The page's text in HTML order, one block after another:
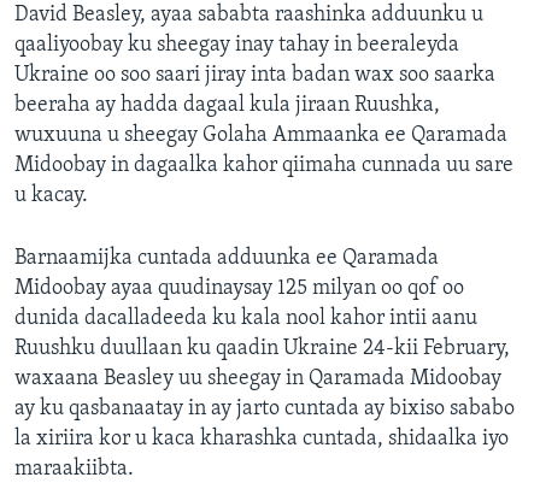
David Beasley, ayaa sababta raashinka adduunku u
qaaliyoobay ku sheegay inay tahay in beeraleyda
Ukraine oo soo saari jiray inta badan wax soo saarka
beeraha ay hadda dagaal kula jiraan Ruushka,
wuxuuna u sheegay Golaha Ammaanka ee Qaramada
Midoobay in dagaalka kahor qiimaha cunnada uu sare
u kacay.
Barnaamijka cuntada adduunka ee Qaramada
Midoobay ayaa quudinaysay 125 milyan oo qof oo
dunida dacalladeeda ku kala nool kahor intii aanu
Ruushku duullaan ku qaadin Ukraine 24-kii February,
waxaana Beasley uu sheegay in Qaramada Midoobay
ay ku qasbanaatay in ay jarto cuntada ay bixiso sababo
la xiriira kor u kaca kharashka cuntada, shidaalka iyo
maraakiibta.